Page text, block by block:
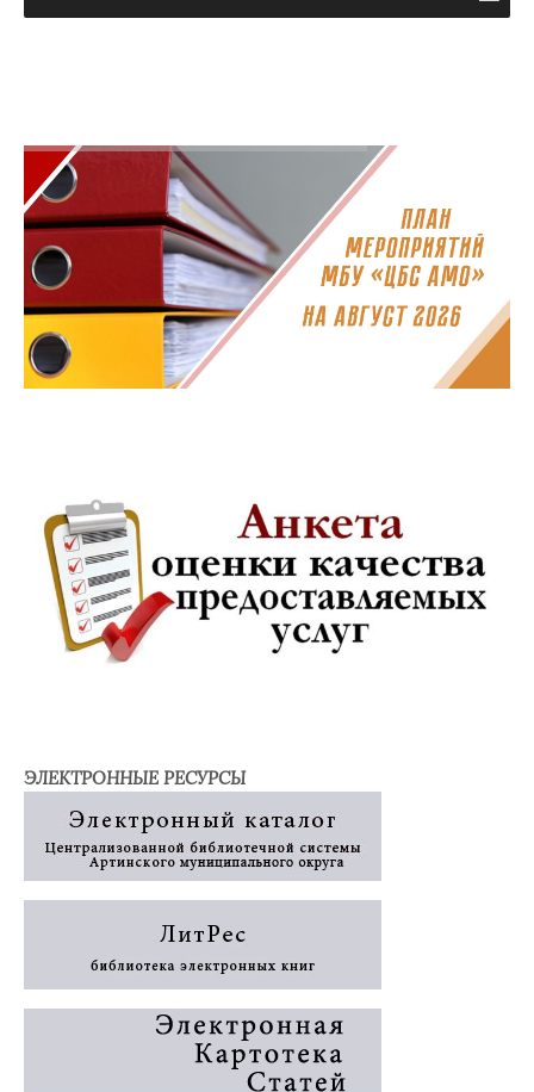
ЭЛЕКТРОННЫЕ РЕСУРСЫ